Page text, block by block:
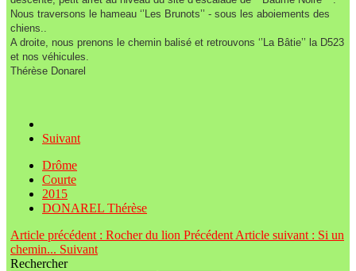
Nous traversons le hameau ‘’Les Brunots’’ - sous les aboiements des
chiens..
A droite, nous prenons le chemin balisé et retrouvons ‘’La Bâtie’’ la D523
et nos véhicules.
Thérèse Donarel
Suivant
Drôme
Courte
2015
DONAREL Thérèse
Article précédent : Rocher du lion Précédent Article suivant : Si un
chemin... Suivant
Rechercher